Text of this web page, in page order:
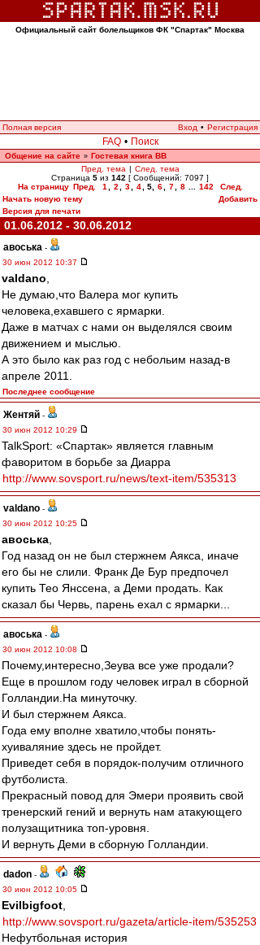
Официальный сайт болельщиков ФК "Спартак" Москва
Полная версия Вход • Регистрация
FAQ • Поиск
Общение на сайте » Гостевая книга ВВ
Пред. тема | След. тема
Страница 5 из 142 [ Сообщений: 7097 ]
На страницу Пред. 1 2 3 4 5, 6 7 8 142
След.
Начать новую тему
Добавить
Версия для печати
01.06.2012 - 30.06.2012
авоська -
30 июн 2012 10:37
valdano
Не думаю,что Валера мог купить
человека,ехавшего с ярмарки.
Даже в матчах с нами он выделялся своим
движением и мыслью.
А это было как раз год c небольим назад-в
апреле 2011.
Последнее сообщение
Жентяй -
30 июн 2012 10:29
TalkSport: «Спартак» является главным
фаворитом в борьбе за Диарра
http://www.sovsport.ru/news/text-item/535313
valdano -
30 июн 2012 10:25
авоська
Год назад он не был стержнем Аякса, иначе
его бы не слили. Франк Де Бур предпочел
купить Тео Янссена, а Деми продать. Как
сказал бы Червь, парень ехал с ярмарки...
авоська -
30 июн 2012 10:08
Почему,интересно,Зеува все уже продали?
Еще в прошлом году человек играл в сборной
Голландии.На минуточку.
И был стержнем Аякса.
Года ему вполне хватило,чтобы понять-
хуиваляние здесь не пройдет.
Приведет себя в порядок-получим отличного
футболиста.
Прекрасный повод для Эмери проявить свой
тренерский гений и вернуть нам атакующего
полузащитника топ-уровня.
И вернуть Деми в сборную Голландии.
dadon -
30 июн 2012 10:05
Evilbigfoot
http://www.sovsport.ru/gazeta/article-item/535253
Нефутбольная история